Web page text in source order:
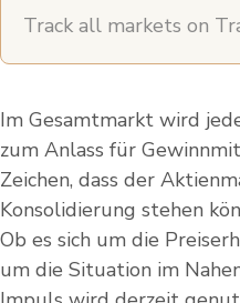
Track all markets on
Im Gesamtmarkt wird
zum Anlass für
Zeichen, dass der
Konsolidierung stehen
Ob es sich um die
um die Situation im